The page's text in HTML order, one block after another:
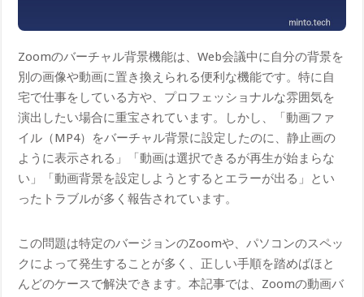
Zoomのバーチャル背景機能は、Web会議中に自分の背景を
別の画像や動画に置き換えられる便利な機能です。特に自
宅で仕事をしている方や、プロフェッショナルな雰囲気を
演出したい場合に重宝されています。しかし、「動画ファ
イル（MP4）をバーチャル背景に設定したのに、静止画の
ように表示される」「動画は選択できるが再生が始まらな
い」「動画背景を設定しようとするとエラーが出る」とい
ったトラブルが多く報告されています。
この問題は特定のバージョンのZoomや、パソコンのスペッ
クによって発生することが多く、正しい手順を踏めばほと
んどのケースで解決できます。本記事では、Zoomの動画バ